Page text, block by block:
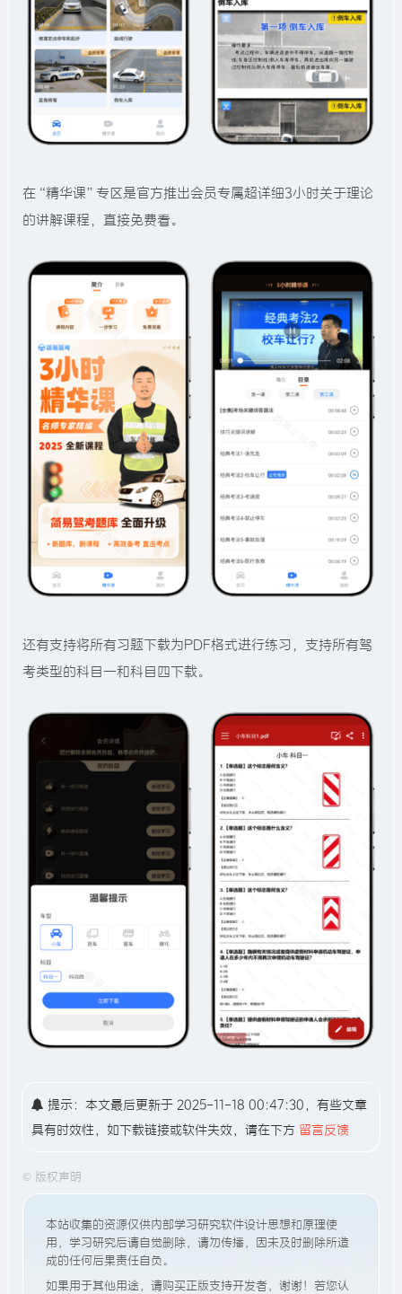
在“精华课”专区是官方推出会员专属超详细3小时关于理论
的讲解课程，直接免费看。
还有支持将所有习题下载为PDF格式进行练习，支持所有驾
考类型的科目一和科目四下载。
提示：本文最后更新于 2025-11-18 00:47:30，有些文章
具有时效性，如下载链接或软件失效，请在下方 留言反馈
© 版权声明
本站收集的资源仅供内部学习研究软件设计思想和原理使
用，学习研究后请自觉删除，请勿传播，因未及时删除所造
成的任何后果责任自负。
如果用于其他用途，请购买正版支持开发者，谢谢！若您认